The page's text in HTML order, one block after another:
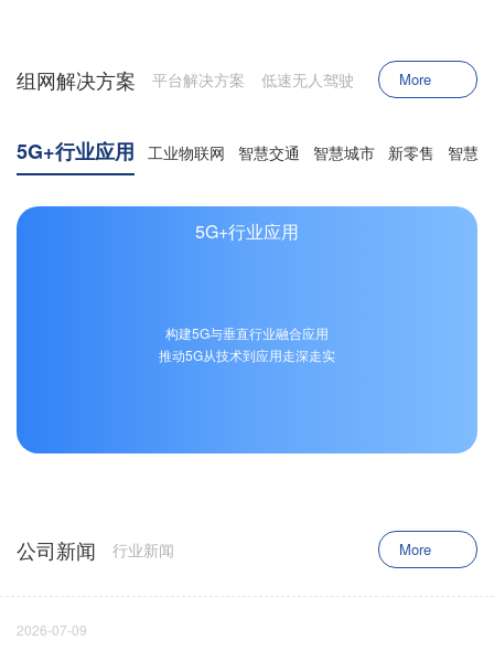
组网解决方案 平台解决方案 低速无人驾驶 More
5G+行业应用 工业物联网 智慧交通 智慧城市 新零售 智慧
5G+行业应用
构建5G与垂直行业融合应用
推动5G从技术到应用走深走实
公司新闻 行业新闻 More
2026-07-09